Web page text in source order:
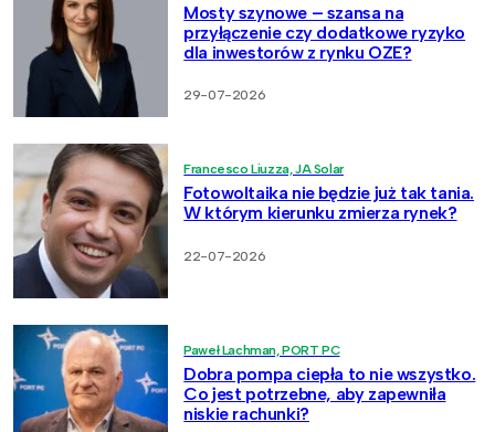
Mosty szynowe – szansa na
przyłączenie czy dodatkowe ryzyko
dla inwestorów z rynku OZE?
29-07-2026
Francesco Liuzza, JA Solar
Fotowoltaika nie będzie już tak tania.
W którym kierunku zmierza rynek?
22-07-2026
Paweł Lachman, PORT PC
Dobra pompa ciepła to nie wszystko.
Co jest potrzebne, aby zapewniła
niskie rachunki?